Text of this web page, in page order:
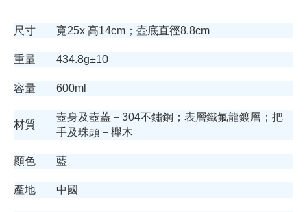
尺寸 寬25x 高14cm；壺底直徑8.8cm
重量 434.8g±10
容量 600ml
材質
壺身及壺蓋－304不鏽鋼；表層鐵氟龍鍍層；把
手及珠頭－櫸木
顏色 藍
產地 中國